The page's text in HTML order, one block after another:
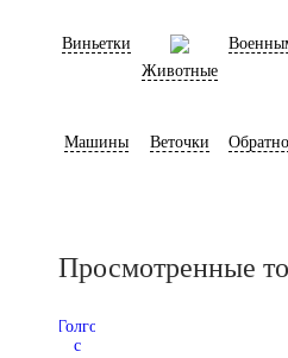
Виньетки
Животные
Машины Веточки
Просмотренные